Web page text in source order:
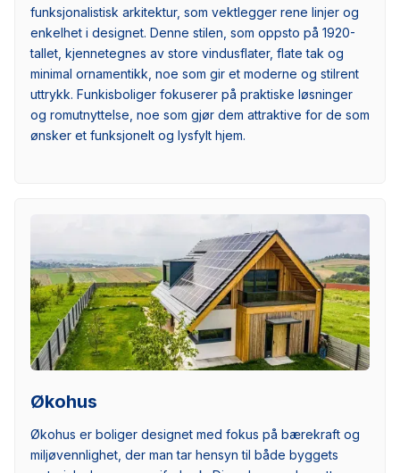
funksjonalistisk arkitektur, som vektlegger rene linjer og
enkelhet i designet. Denne stilen, som oppsto på 1920-
tallet, kjennetegnes av store vindusflater, flate tak og
minimal ornamentikk, noe som gir et moderne og stilrent
uttrykk. Funkisboliger fokuserer på praktiske løsninger
og romutnyttelse, noe som gjør dem attraktive for de som
ønsker et funksjonelt og lysfylt hjem.
Økohus
Økohus er boliger designet med fokus på bærekraft og
miljøvennlighet, der man tar hensyn til både byggets